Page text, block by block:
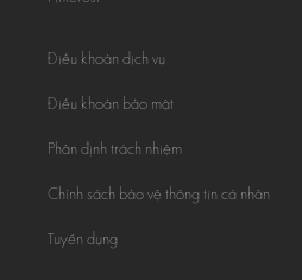
Điều khoản dịch vụ
Điều khoản bảo mật
Phân định trách nhiệm
Chính sách bảo vệ thông tin cá nhân
Tuyển dụng